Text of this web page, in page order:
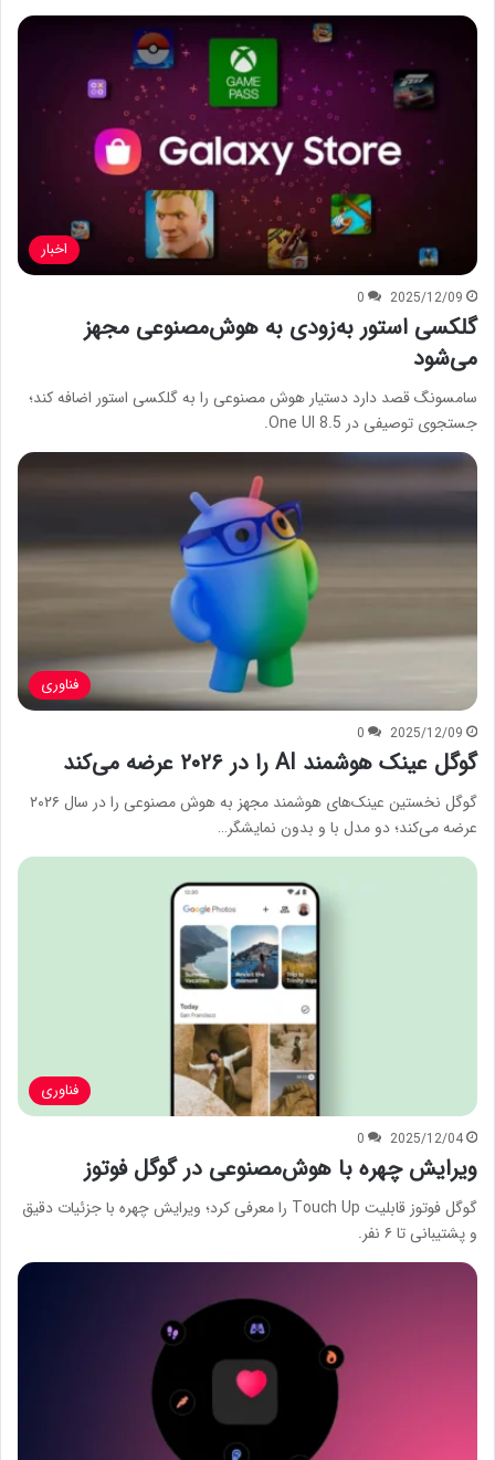
اخبار
2025/12/09
0
گلکسی استور به‌زودی به هوش‌مصنوعی مجهز
می‌شود
سامسونگ قصد دارد دستیار هوش مصنوعی را به گلکسی استور اضافه کند؛
جستجوی توصیفی در One UI 8.5.
فناوری
2025/12/09
0
گوگل عینک‌ هوشمند AI را در ۲۰۲۶ عرضه می‌کند
گوگل نخستین عینک‌های هوشمند مجهز به هوش مصنوعی را در سال ۲۰۲۶
عرضه می‌کند؛ دو مدل با و بدون نمایشگر…
فناوری
2025/12/04
0
ویرایش چهره با هوش‌مصنوعی در گوگل فوتوز
گوگل فوتوز قابلیت Touch Up را معرفی کرد؛ ویرایش چهره با جزئیات دقیق
و پشتیبانی تا ۶ نفر.